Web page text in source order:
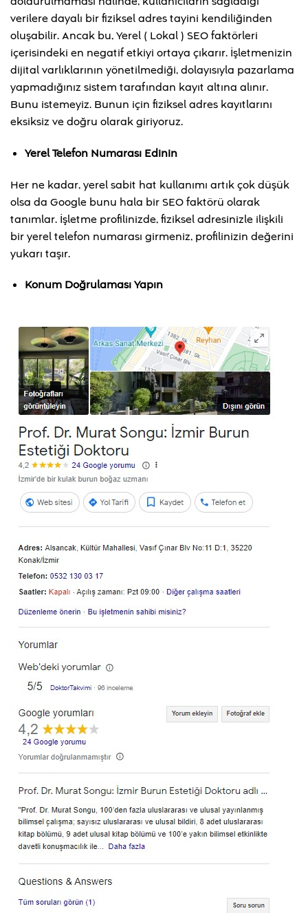
verilere dayalı bir fiziksel adres tayini kendiliğinden
oluşabilir. Ancak bu, Yerel ( Lokal ) SEO faktörleri
içerisindeki en negatif etkiyi ortaya çıkarır. İşletmenizin
dijital varlıklarının yönetilmediği, dolayısıyla pazarlama
yapmadığınız sistem tarafından kayıt altına alınır.
Bunu istemeyiz. Bunun için fiziksel adres kayıtlarını
eksiksiz ve doğru olarak giriyoruz.
Yerel Telefon Numarası Edinin
Her ne kadar, yerel sabit hat kullanımı artık çok düşük
olsa da Google bunu hala bir SEO faktörü olarak
tanımlar. İşletme profilinizde, fiziksel adresinizle ilişkili
bir yerel telefon numarası girmeniz, profilinizin değerini
yukarı taşır.
Konum Doğrulaması Yapın